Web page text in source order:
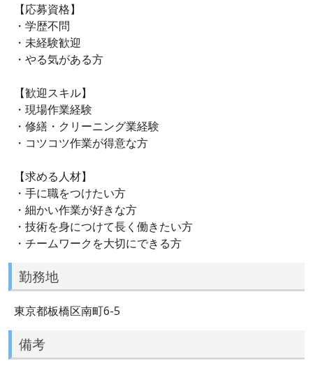
【応募資格】
・学歴不問
・未経験歓迎
・やる気がある方
【歓迎スキル】
・現場作業経験
・修繕・クリーニング業経験
・コツコツ作業が得意な方
【求める人材】
・手に職をつけたい方
・細かい作業が好きな方
・技術を身につけて長く働きたい方
・チームワークを大切にできる方
勤務地
東京都板橋区南町6-5
備考